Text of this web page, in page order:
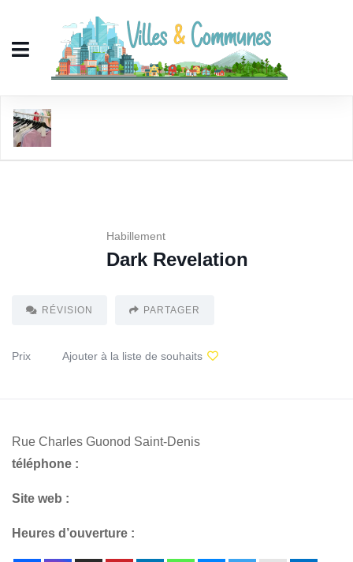
Habillement
Dark Revelation
RÉVISION PARTAGER
Prix Ajouter à la liste de souhaits
Rue Charles Guonod Saint-Denis
téléphone :
Site web :
Heures d’ouverture :